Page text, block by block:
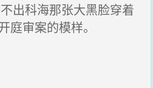
出科海那张大黑脸穿着
庭审案的模样。